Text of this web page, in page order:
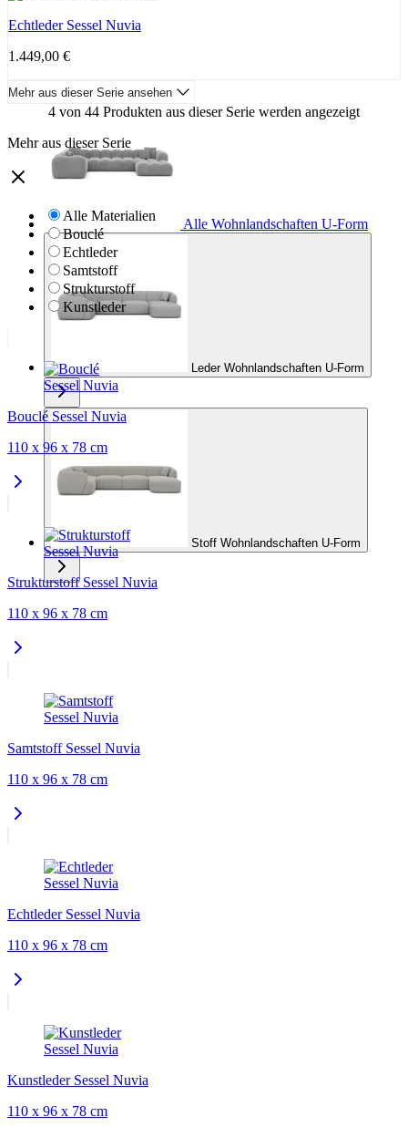
Alle Wohnlandschaften U-Form
Leder Wohnlandschaften U-Form
Stoff Wohnlandschaften U-Form
Echtleder Sessel Nuvia
1.449,00 €
Mehr aus dieser Serie ansehen
4 von 44 Produkten aus dieser Serie werden angezeigt
Mehr aus dieser Serie
Alle Materialien
Bouclé
Echtleder
Samtstoff
Strukturstoff
Kunstleder
Bouclé Sessel Nuvia
110 x 96 x 78 cm
Strukturstoff Sessel Nuvia
110 x 96 x 78 cm
Samtstoff Sessel Nuvia
110 x 96 x 78 cm
Echtleder Sessel Nuvia
110 x 96 x 78 cm
Kunstleder Sessel Nuvia
110 x 96 x 78 cm